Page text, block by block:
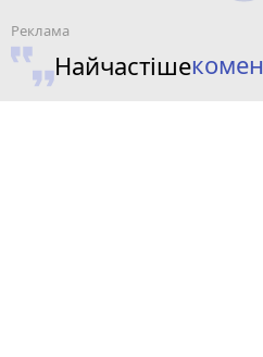
Найчастіше